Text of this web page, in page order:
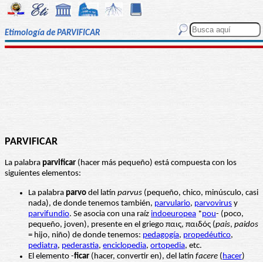
Etimología de PARVIFICAR
PARVIFICAR
La palabra parvificar (hacer más pequeño) está compuesta con los
siguientes elementos:
La palabra parvo del latín parvus (pequeño, chico, minúsculo, casi
nada), de donde tenemos también, parvulario, parvovirus y
parvifundio. Se asocia con una raíz indoeuropea *pou- (poco,
pequeño, joven), presente en el griego παις, παιδός (pais, paidos
= hijo, niño) de donde tenemos: pedagogía, propedéutico,
pediatra, pederastia, enciclopedia, ortopedia, etc.
El elemento -ficar (hacer, convertir en), del latín facere (hacer)